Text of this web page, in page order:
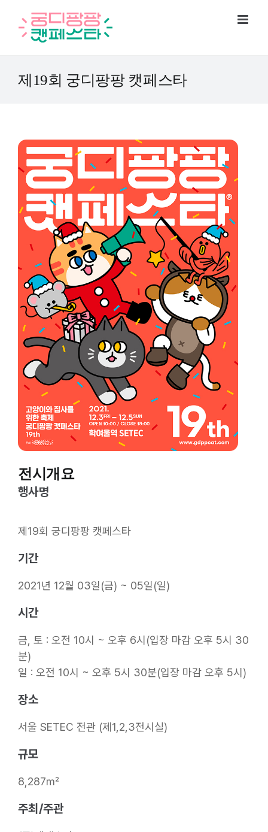
content
제19회 궁디팡팡 캣페스타
전시개요
행사명
제19회 궁디팡팡 캣페스타
기간
2021년 12월 03일(금) ~ 05일(일)
시간
금, 토 : 오전 10시 ~ 오후 6시(입장 마감 오후 5시 30
분)
일 : 오전 10시 ~ 오후 5시 30분(입장 마감 오후 5시)
장소
서울 SETEC 전관 (제1,2,3전시실)
규모
8,287㎡
주최/주관